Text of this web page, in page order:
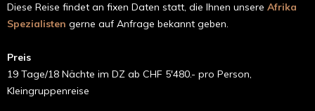
Diese Reise findet an fixen Daten statt, die Ihnen unsere Afrika
Spezialisten gerne auf Anfrage bekannt geben.
Preis
19 Tage/18 Nächte im DZ ab CHF 5'480.- pro Person,
Kleingruppenreise